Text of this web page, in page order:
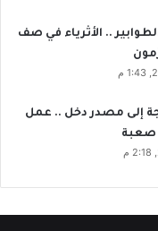
.. الأثرياء في صف
إلى مصدر دخل .. عمل
صعبة